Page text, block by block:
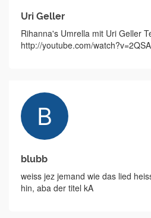
Uri Geller
Rihanna's Umrella mit Uri Geller
http://youtube.com/
blubb
weiss jez jemand wie das lied
hin, aba der titel kA